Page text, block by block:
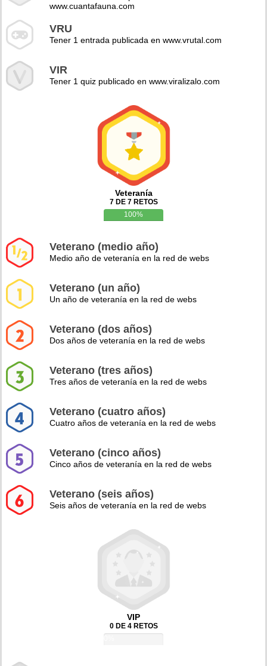
www.cuantafauna.com
VRU
Tener 1 entrada publicada en www.vrutal.com
VIR
Tener 1 quiz publicado en www.viralizalo.com
Veteranía
7 DE 7 RETOS
100%
Veterano (medio año)
Medio año de veteranía en la red de webs
Veterano (un año)
Un año de veteranía en la red de webs
Veterano (dos años)
Dos años de veteranía en la red de webs
Veterano (tres años)
Tres años de veteranía en la red de webs
Veterano (cuatro años)
Cuatro años de veteranía en la red de webs
Veterano (cinco años)
Cinco años de veteranía en la red de webs
Veterano (seis años)
Seis años de veteranía en la red de webs
VIP
0 DE 4 RETOS